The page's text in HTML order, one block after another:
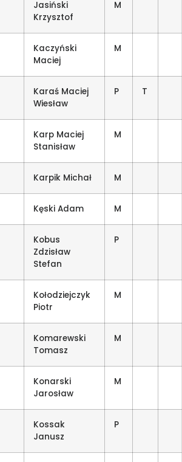
Jasiński
Krzysztof
M
Kaczyński
Maciej
M
Karaś Maciej
Wiesław
P T
Karp Maciej
Stanisław
M
Karpik Michał M
Kęski Adam M
Kobus
Zdzisław
Stefan
P
Kołodziejczyk
Piotr
M
Komarewski
Tomasz
M
Konarski
Jarosław
M
Kossak
Janusz
P